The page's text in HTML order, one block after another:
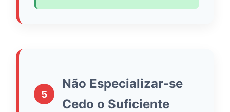
5
Não Especializar-se
Cedo o Suficiente